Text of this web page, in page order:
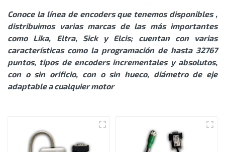
Conoce la línea de encoders que tenemos disponibles ,
distribuimos varias marcas de las más importantes
como Lika, Eltra, Sick y Elcis; cuentan con varias
características como la programación de hasta 32767
puntos, tipos de encoders incrementales y absolutos,
con o sin orificio, con o sin hueco, diámetro de eje
adaptable a cualquier motor